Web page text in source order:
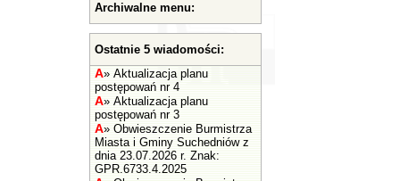
Archiwalne menu:
Ostatnie 5 wiadomości:
A» Aktualizacja planu
postępowań nr 4
A» Aktualizacja planu
postępowań nr 3
A» Obwieszczenie Burmistrza
Miasta i Gminy Suchedniów z
dnia 23.07.2026 r. Znak:
GPR.6733.4.2025